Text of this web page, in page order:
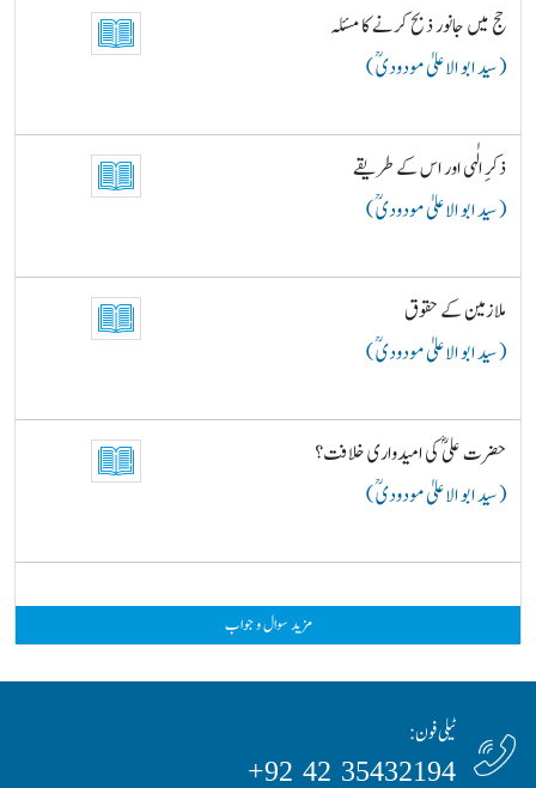
حج میں جانور ذبح کرنے کا مسئلہ
( سید ابو الاعلیٰ مودودیؒ )
ذکرِ الٰہی اور اس کے طریقے
( سید ابو الاعلیٰ مودودیؒ )
ملازمین کے حقوق
( سید ابو الاعلیٰ مودودیؒ )
حضرت علیؓ کی امیدواری خلافت؟
( سید ابو الاعلیٰ مودودیؒ )
مزید سوال و جواب
ٹیلی فون:
35432194 42 92+